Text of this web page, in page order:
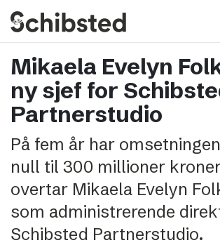
search
About
Career
Tech & AI
Our brands
Press & News
Mikaela Evelyn
ny sjef for
Partnerstudio
På fem år har
null til 300 millioner
overtar Mikaela Evelyn
som administrerende
Schibsted Partnerstudio.